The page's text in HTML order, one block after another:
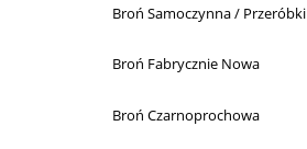
Broń Samoczynna / Przeróbki
Broń Fabrycznie Nowa
Broń Czarnoprochowa